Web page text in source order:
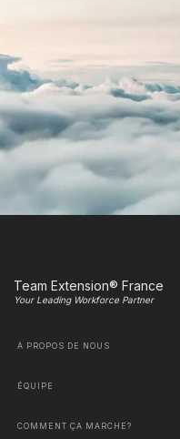
Team Extension® France
Your Leading Workforce Partner
À PROPOS DE NOUS
ÉQUIPE
COMMENT ÇA MARCHE?